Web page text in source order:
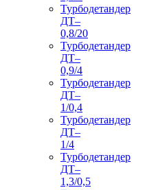
Турбодетандер
ДТ–
0,8/20
Турбодетандер
ДТ–
0,9/4
Турбодетандер
ДТ–
1/0,4
Турбодетандер
ДТ–
1/4
Турбодетандер
ДТ–
1,3/0,5